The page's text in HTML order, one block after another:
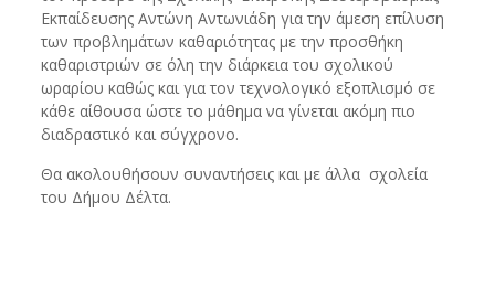
Εκπαίδευσης Αντώνη Αντωνιάδη για την άμεση επίλυση
των προβλημάτων καθαριότητας με την προσθήκη
καθαριστριών σε όλη την διάρκεια του σχολικού
ωραρίου καθώς και για τον τεχνολογικό εξοπλισμό σε
κάθε αίθουσα ώστε το μάθημα να γίνεται ακόμη πιο
διαδραστικό και σύγχρονο.
Θα ακολουθήσουν συναντήσεις και με άλλα σχολεία
του Δήμου Δέλτα.